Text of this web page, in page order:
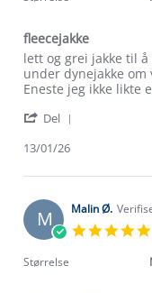
fleecejakke
Review
by
Diana
on
Jan
review
stating
fleecejakke
lett og grei jakke til
under dynejakke om
Eneste jeg ikke likte
Del
Diana
on
13
Jan
13/01/26
M Malin Ø.
Størrelse